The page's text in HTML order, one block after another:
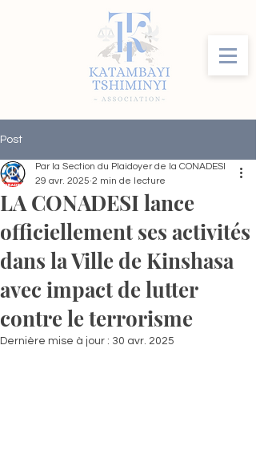
Post
LA CONADESI lance
officiellement ses activités
dans la Ville de Kinshasa
avec impact de lutter
contre le terrorisme
Par la Section du Plaidoyer de la CONADESI
29 avr. 2025 2 min de lecture
Dernière mise à jour : 30 avr. 2025